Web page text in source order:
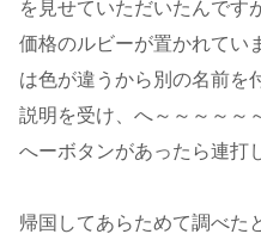
を見せていただいたんです
価格のルビーが置かれてい
は色が違うから別の名前を
説明を受け、へ～～～～～
へーボタンがあったら連
帰国してあらためて調べた